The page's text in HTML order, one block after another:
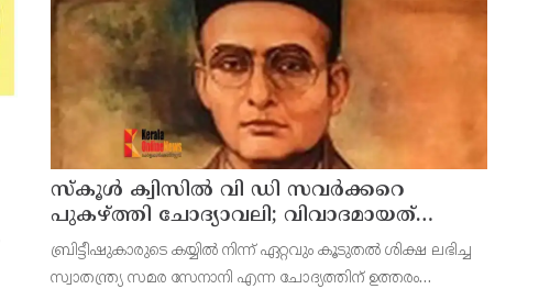
സ്‌കൂള്‍ ക്വിസില്‍ വി ഡി സവര്‍ക്കറെ
പുകഴ്ത്തി ചോദ്യാവലി; വിവാദമായത്
വിദ്യാഭ്യാസ വകുപ്പ് നല്‍കിയ ചോദ്യം
ബ്രിട്ടീഷുകാരുടെ കയ്യില്‍ നിന്ന് ഏറ്റവും കൂടുതല്‍ ശിക്ഷ ലഭിച്ച
സ്വാതന്ത്ര്യ സമര സേനാനി എന്ന ചോദ്യത്തിന് ഉത്തരം